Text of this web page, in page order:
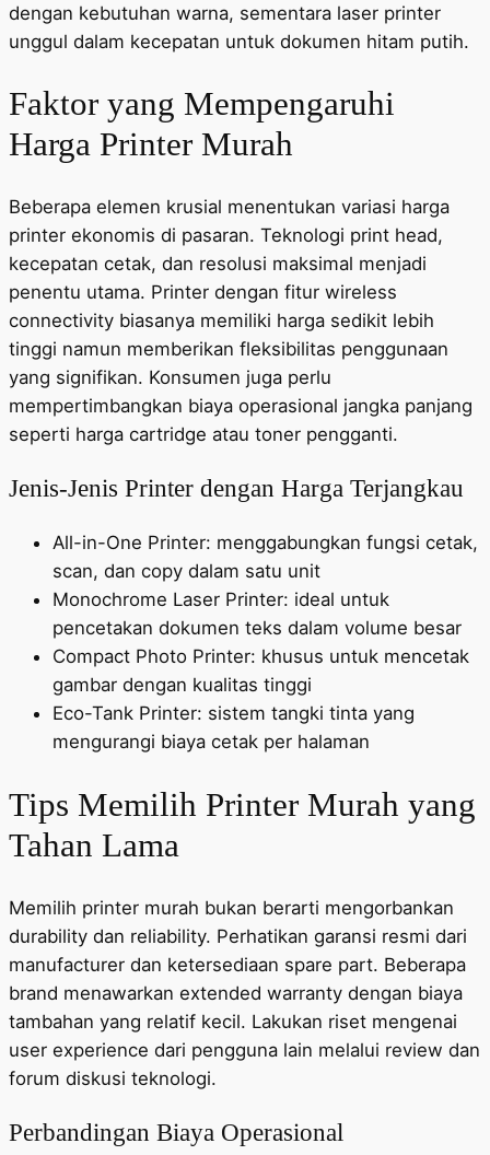
dengan kebutuhan warna, sementara laser printer
unggul dalam kecepatan untuk dokumen hitam putih.
Faktor yang Mempengaruhi
Harga Printer Murah
Beberapa elemen krusial menentukan variasi harga
printer ekonomis di pasaran. Teknologi print head,
kecepatan cetak, dan resolusi maksimal menjadi
penentu utama. Printer dengan fitur wireless
connectivity biasanya memiliki harga sedikit lebih
tinggi namun memberikan fleksibilitas penggunaan
yang signifikan. Konsumen juga perlu
mempertimbangkan biaya operasional jangka panjang
seperti harga cartridge atau toner pengganti.
Jenis-Jenis Printer dengan Harga Terjangkau
All-in-One Printer: menggabungkan fungsi cetak,
scan, dan copy dalam satu unit
Monochrome Laser Printer: ideal untuk
pencetakan dokumen teks dalam volume besar
Compact Photo Printer: khusus untuk mencetak
gambar dengan kualitas tinggi
Eco-Tank Printer: sistem tangki tinta yang
mengurangi biaya cetak per halaman
Tips Memilih Printer Murah yang
Tahan Lama
Memilih printer murah bukan berarti mengorbankan
durability dan reliability. Perhatikan garansi resmi dari
manufacturer dan ketersediaan spare part. Beberapa
brand menawarkan extended warranty dengan biaya
tambahan yang relatif kecil. Lakukan riset mengenai
user experience dari pengguna lain melalui review dan
forum diskusi teknologi.
Perbandingan Biaya Operasional